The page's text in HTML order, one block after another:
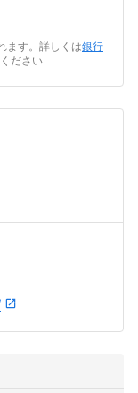
ます。詳しくは銀行
ださい